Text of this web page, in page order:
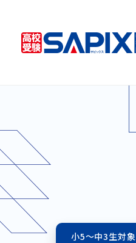
小5～中3生対象